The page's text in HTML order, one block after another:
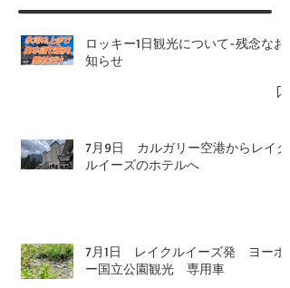
ロッキー1日観光について-残念なお
知らせ
7月9日 カルガリー空港からレイク
ルイーズのホテルへ
7月1日 レイクルイーズ発 ヨーホ
ー国立公園観光 専用車